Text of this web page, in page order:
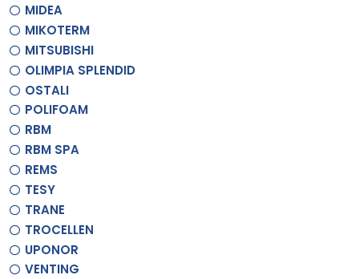
MIDEA
MIKOTERM
MITSUBISHI
OLIMPIA SPLENDID
OSTALI
POLIFOAM
RBM
RBM SPA
REMS
TESY
TRANE
TROCELLEN
UPONOR
VENTING